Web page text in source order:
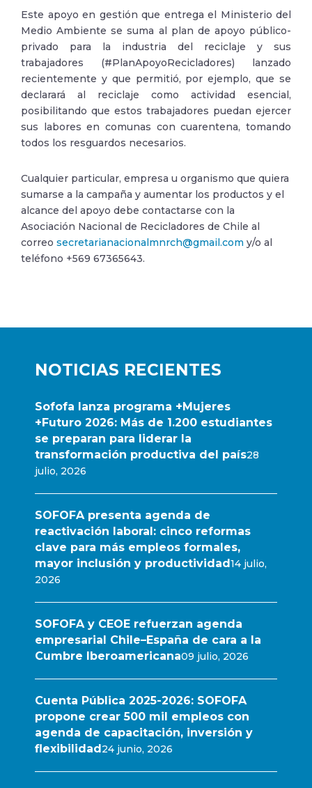
NOTICIAS RECIENTES
Sofofa lanza programa +Mujeres
+Futuro 2026: Más de 1.200 estudiantes
se preparan para liderar la
transformación productiva del país28
julio, 2026
SOFOFA presenta agenda de
reactivación laboral: cinco reformas
clave para más empleos formales,
mayor inclusión y productividad14 julio,
2026
SOFOFA y CEOE refuerzan agenda
empresarial Chile–España de cara a la
Cumbre Iberoamericana09 julio, 2026
Cuenta Pública 2025-2026: SOFOFA
propone crear 500 mil empleos con
agenda de capacitación, inversión y
flexibilidad24 junio, 2026
Este apoyo en gestión que entrega el Ministerio del
Medio Ambiente se suma al plan de apoyo público-
privado para la industria del reciclaje y sus
trabajadores (#PlanApoyoRecicladores) lanzado
recientemente y que permitió, por ejemplo, que se
declarará al reciclaje como actividad esencial,
posibilitando que estos trabajadores puedan ejercer
sus labores en comunas con cuarentena, tomando
todos los resguardos necesarios.
Cualquier particular, empresa u organismo que quiera
sumarse a la campaña y aumentar los productos y el
alcance del apoyo debe contactarse con la
Asociación Nacional de Recicladores de Chile al
correo secretarianacionalmnrch@gmail.com y/o al
teléfono +569 67365643.